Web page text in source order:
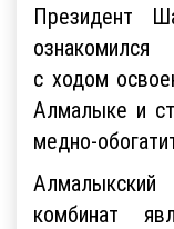
Президент
ознакомился
с ходом
Алмалыке и
медно-
комбинат